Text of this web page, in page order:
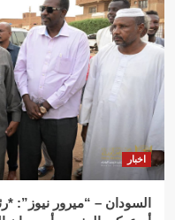
اخبار
السودان – “ميرور نيوز”: